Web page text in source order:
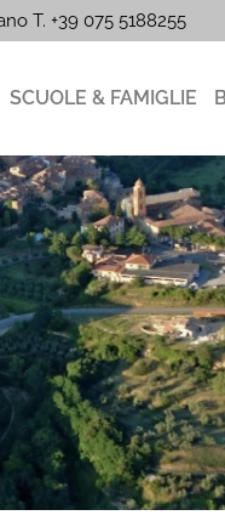
T. +39 075 5188255
SCUOLE & FAMIGLIE